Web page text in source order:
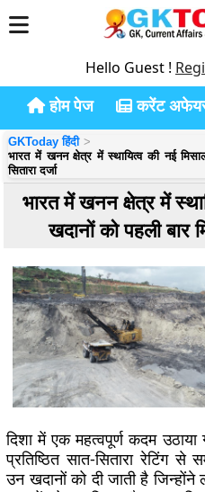
Hello Guest !
होम पेज करेंट
GKToday हिंदी
भारत में खनन क्षेत्र में स्थायित्व की नई
सितारा दर्जा
भारत में खनन क्षेत्र में
खदानों को पहली बार
दिशा में एक महत्वपूर्ण कदम
प्रतिष्ठितसात-सितारा रेटिंगसे
उन खदानों को दी जाती है जिन्होंने